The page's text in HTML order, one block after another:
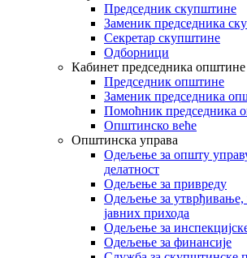
Председник скупштине
Заменик председника
Секретар скупштине
Одборници
Кабинет председника општине
Председник општине
Заменик председника
Помоћник председника
Општинско веће
Општинска управа
Одељење за општу
делатност
Одељење за привреду
Одељење за утврђивање,
јавних прихода
Одељење за
Одељење за финансије